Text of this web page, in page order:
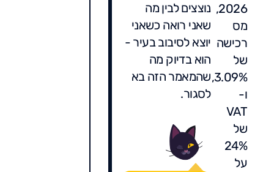
2026,
מס
רכישה
של
3.09%,
ו-
VAT
של
24%
על
נוצצים לבין מה
שאני רואה כשאני
יוצא לסיבוב בעיר -
הוא בדיוק מה
שהמאמר הזה בא
לסגור.